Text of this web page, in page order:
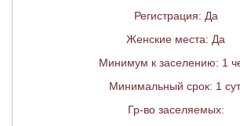
Регистрация: Да
Женские места: Да
Минимум к заселению: 1
Минимальный срок: 1
Гр-во заселяемых: